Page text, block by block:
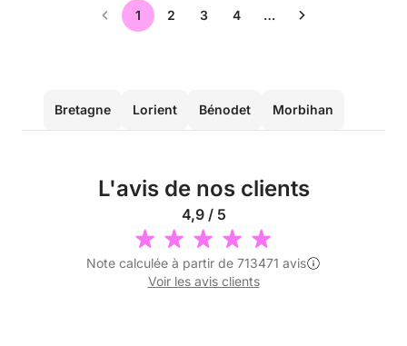
1 2 3 4 …
Bretagne Lorient Bénodet Morbihan
L'avis de nos clients
4,9 / 5
Note calculée à partir de 713471 avis
Voir les avis clients